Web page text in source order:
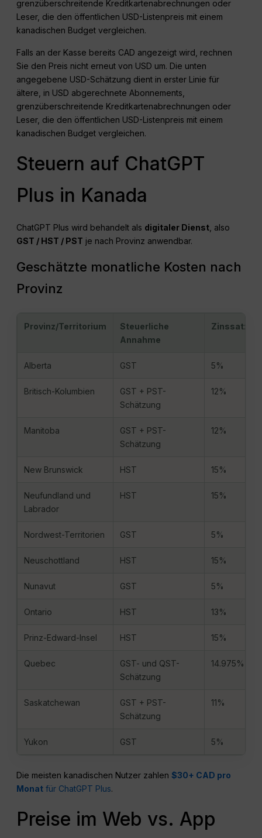
grenzüberschreitende Kreditkartenabrechnungen oder
Leser, die den öffentlichen USD-Listenpreis mit einem
kanadischen Budget vergleichen.
Falls an der Kasse bereits CAD angezeigt wird, rechnen
Sie den Preis nicht erneut von USD um. Die unten
angegebene USD-Schätzung dient in erster Linie für
ältere, in USD abgerechnete Abonnements,
grenzüberschreitende Kreditkartenabrechnungen oder
Leser, die den öffentlichen USD-Listenpreis mit einem
kanadischen Budget vergleichen.
Steuern auf ChatGPT
Plus in Kanada
ChatGPT Plus wird behandelt als digitaler Dienst , also
GST / HST / PST je nach Provinz anwendbar.
Geschätzte monatliche Kosten nach
Provinz
Provinz/Territorium
Steuerliche
Annahme
Zinssatz
Alberta GST 5%
Britisch-Kolumbien
GST + PST-
Schätzung
12%
Manitoba
GST + PST-
Schätzung
12%
New Brunswick HST 15%
Neufundland und
Labrador
HST 15%
Nordwest-Territorien GST 5%
Neuschottland HST 15%
Nunavut GST 5%
Ontario HST 13%
Prinz-Edward-Insel HST 15%
Quebec
GST- und QST-
Schätzung
14.975%
Saskatchewan
GST + PST-
Schätzung
11%
Yukon GST 5%
Die meisten kanadischen Nutzer zahlen$30+ CAD pro
Monat für ChatGPT Plus.
Preise im Web vs. App